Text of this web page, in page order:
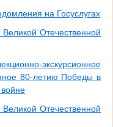
на Госуслугах
Отечественной
экскурсионное
80-летию Победы в
Отечественной